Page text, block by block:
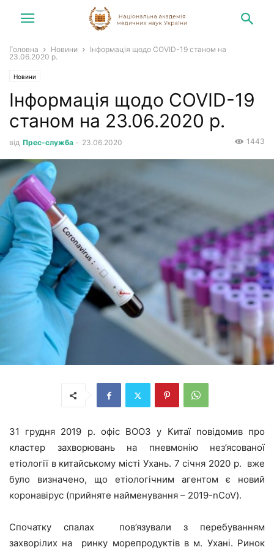
Головна Новини
Інформація щодо COVID-19 станом на
23.06.2020 р.
Новини
Інформація щодо COVID-19
станом на 23.06.2020 р.
від Прес-служба - 23.06.2020 1443
31 грудня 2019 р. офіс ВООЗ у Китаї повідомив про
кластер захворювань на пневмонію нез’ясованої
етіології в китайському місті Ухань. 7 січня 2020 р. вже
було визначено, що етіологічним агентом є новий
коронавірус (прийняте найменування – 2019-nCoV).
Спочатку спалах пов’язували з перебуванням
захворілих на ринку морепродуктів в м. Ухані. Ринок